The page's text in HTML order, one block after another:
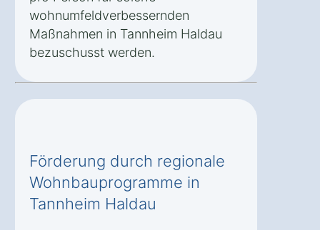
wohnumfeldverbessernden
Maßnahmen in Tannheim Haldau
bezuschusst werden.
Förderung durch regionale
Wohnbauprogramme in
Tannheim Haldau